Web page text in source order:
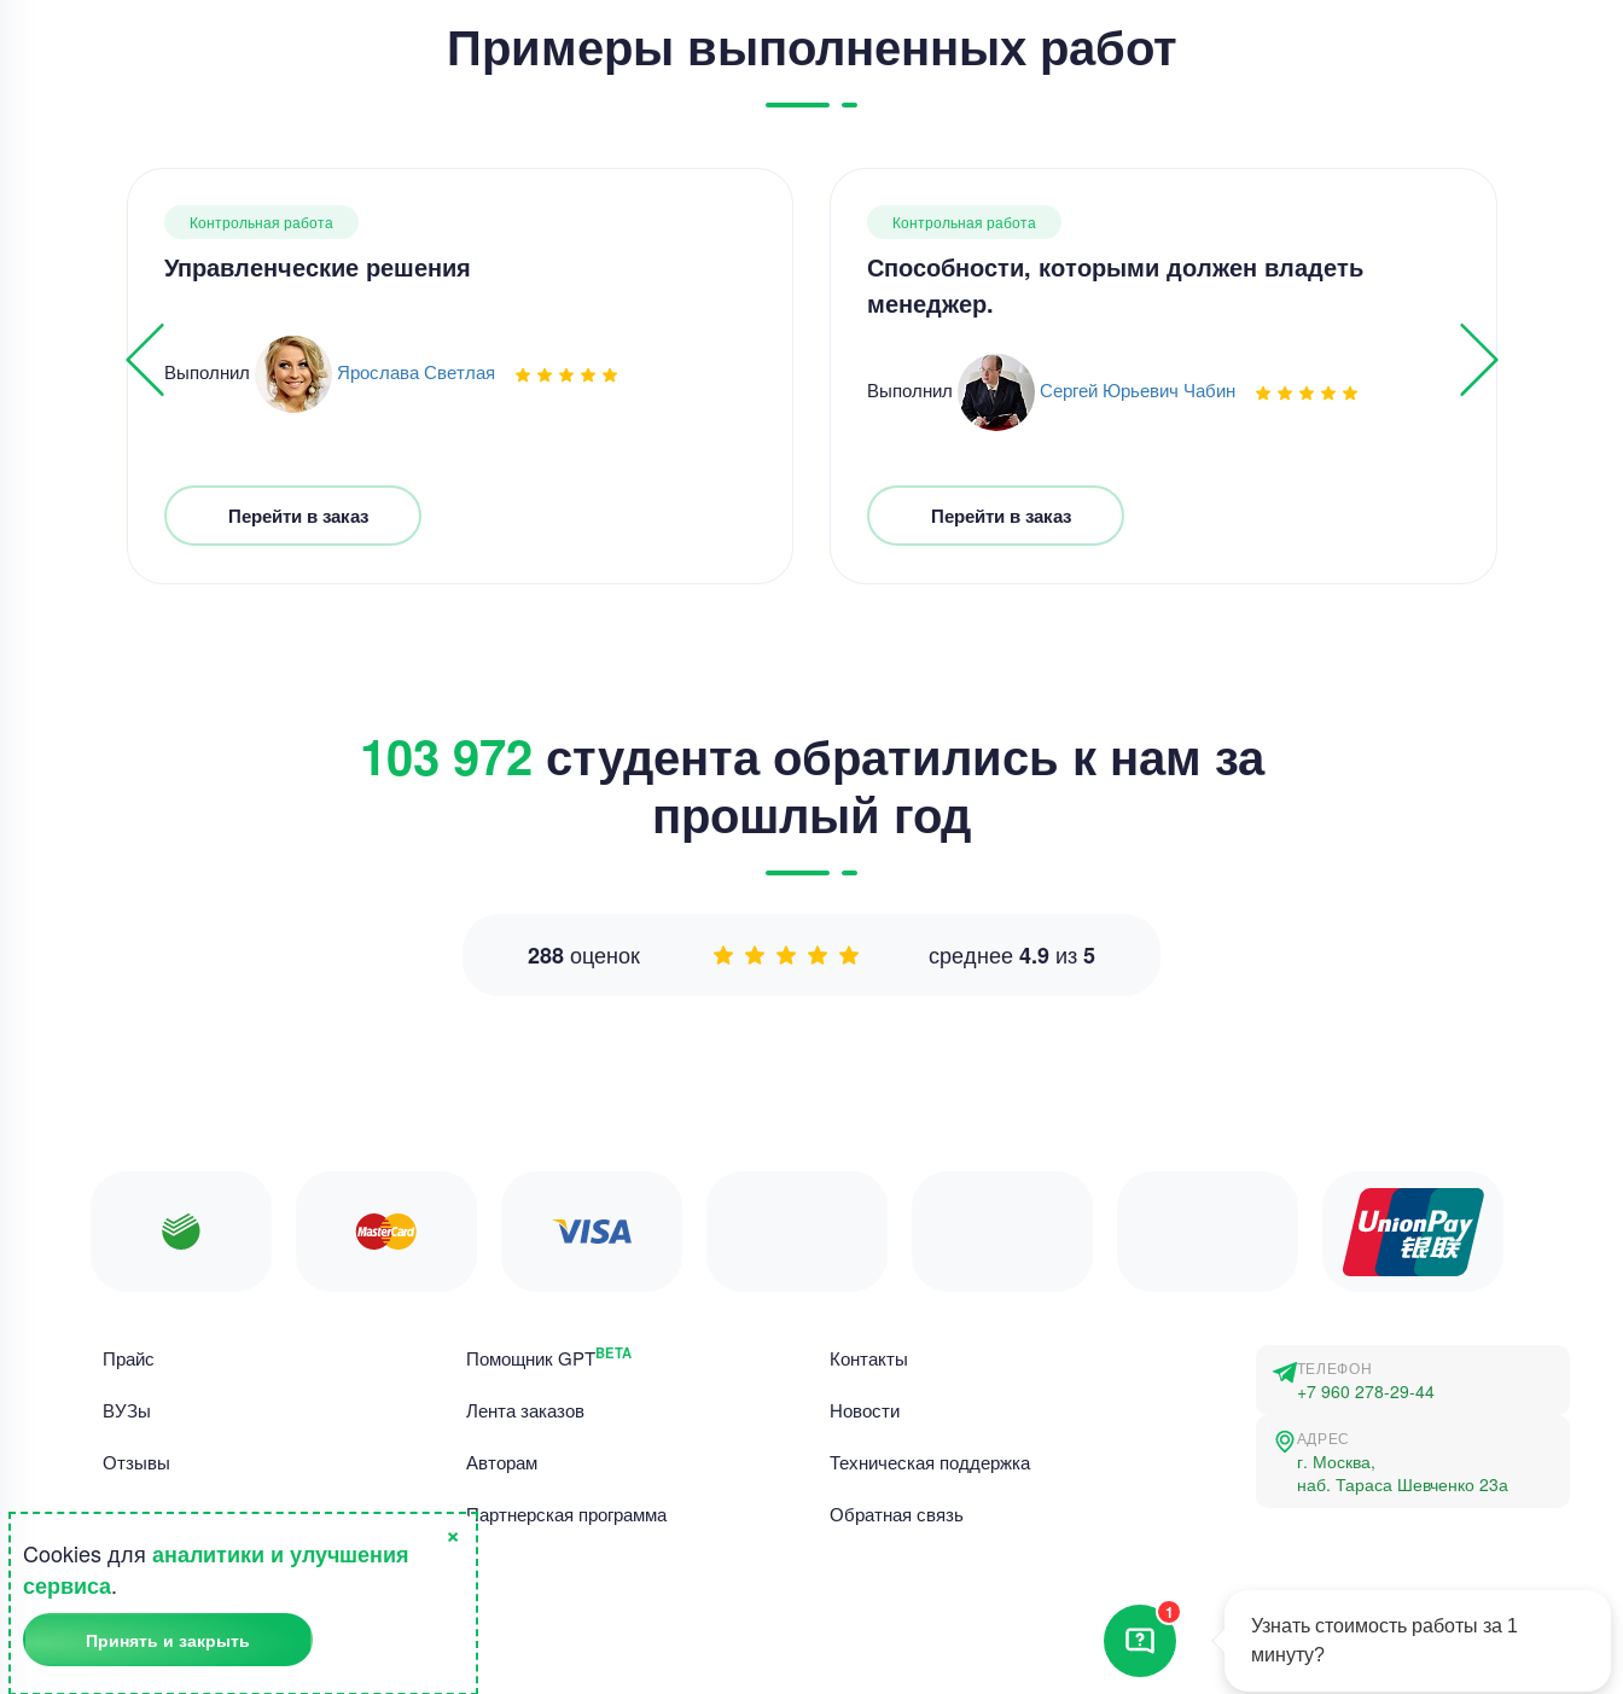
Примеры выполненных работ
Контрольная работа
Управленческие решения
Выполнил Ярослава Светлая
Перейти в заказ
Контрольная работа
Способности, которыми должен владеть
менеджер.
Выполнил Сергей Юрьевич Чабин
Перейти в заказ
103 972 студента обратились к нам за
прошлый год
288оценок среднее4.9 из5
1
Узнать стоимость работы за 1
минуту?
Прайс
ВУЗы
Отзывы
Библиотека работ
Правила использования сайта
Полезное
Помощник GPTBETA
Лента заказов
Авторам
Партнерская программа
Контакты
Новости
Техническая поддержка
Обратная связь
ТЕЛЕФОН
+7 960 278-29-44
АДРЕС
г. Москва,
наб. Тараса Шевченко 23а
Все права защищены
Cookies для аналитики и улучшения
сервиса.
×
Принять и закрыть